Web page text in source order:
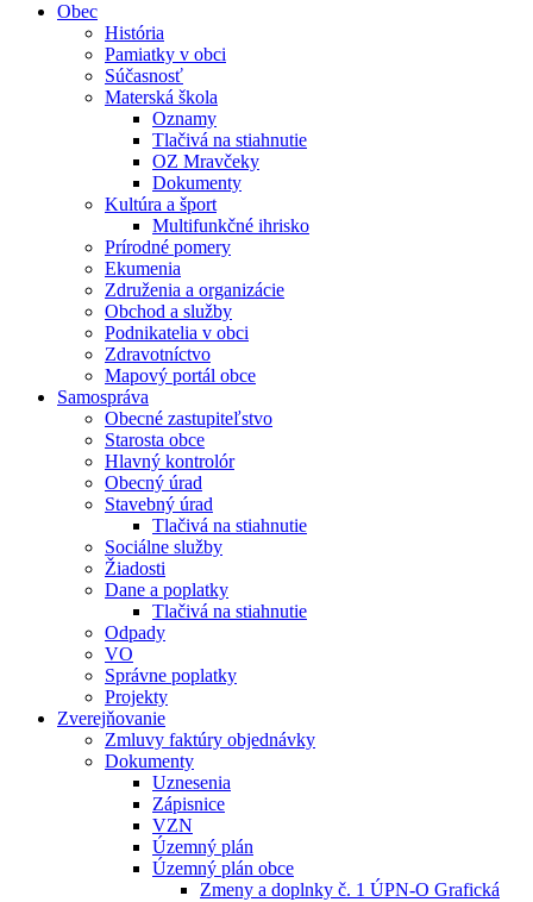
Obec
História
Pamiatky v obci
Súčasnosť
Materská škola
Oznamy
Tlačivá na stiahnutie
OZ Mravčeky
Dokumenty
Kultúra a šport
Multifunkčné ihrisko
Prírodné pomery
Ekumenia
Združenia a organizácie
Obchod a služby
Podnikatelia v obci
Zdravotníctvo
Mapový portál obce
Samospráva
Obecné zastupiteľstvo
Starosta obce
Hlavný kontrolór
Obecný úrad
Stavebný úrad
Tlačivá na stiahnutie
Sociálne služby
Žiadosti
Dane a poplatky
Tlačivá na stiahnutie
Odpady
VO
Správne poplatky
Projekty
Zverejňovanie
Zmluvy faktúry objednávky
Dokumenty
Uznesenia
Zápisnice
VZN
Územný plán
Územný plán obce
Zmeny a doplnky č. 1 ÚPN-O Grafická